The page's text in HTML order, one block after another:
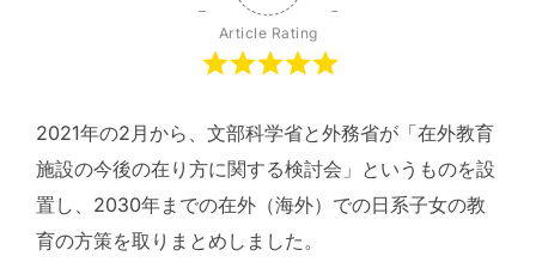
Article Rating
2021年の2月から、文部科学省と外務省が「在外教育
施設の今後の在り方に関する検討会」というものを設
置し、2030年までの在外（海外）での日系子女の教
育の方策を取りまとめしました。